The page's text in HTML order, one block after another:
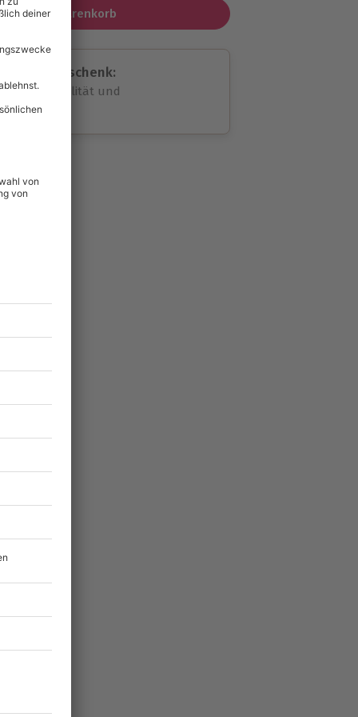
In den Warenkorb
Geschenk:
volle Flexibilität und
für alle Erlebnisse